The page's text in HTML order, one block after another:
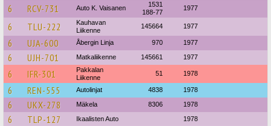
6 RCV-731 Auto K. Vaisanen
1531
188-77
1977
6 TLU-222
Kauhavan
Liikenne
145664 1977
6 UJA-600 Åbergin Linja 970 1977
6 UJH-701 Matkaliikenne 145661 1977
6 IFR-301
Pakkalan
Liikenne
51 1978
6 REN-555 Autolinjat 4838 1978
6 UKX-278 Mäkela 8306 1978
6 TLP-127 Ikaalisten Auto 1978